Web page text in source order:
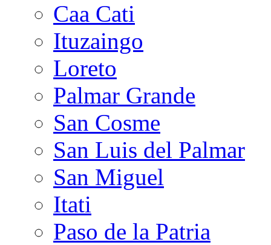
Caa Cati
Ituzaingo
Loreto
Palmar Grande
San Cosme
San Luis del Palmar
San Miguel
Itati
Paso de la Patria